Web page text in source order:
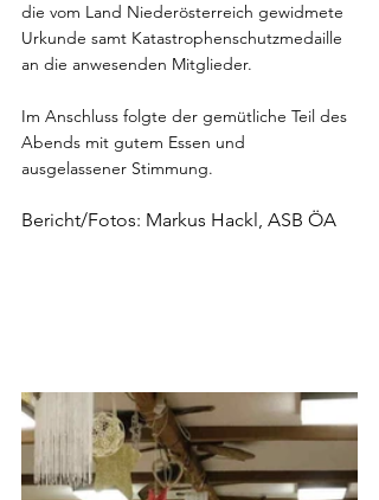
die vom Land Niederösterreich gewidmete
Urkunde samt Katastrophenschutzmedaille
an die anwesenden Mitglieder.
Im Anschluss folgte der gemütliche Teil des
Abends mit gutem Essen und
ausgelassener Stimmung.
Bericht/Fotos: Markus Hackl, ASB ÖA